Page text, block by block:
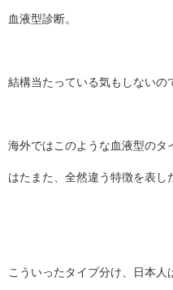
血液型診断。
結構当たっている気もしないの
海外ではこのような血液型のタ
はたまた、全然違う特徴を表し
こういったタイプ分け、日本人